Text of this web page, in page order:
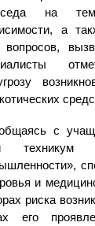
на
а
вопросов,
с
техникум
и
риска
его